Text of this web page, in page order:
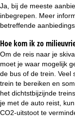
Ja, bij de meeste
inbegrepen. Meer
betreffende
Hoe kom ik zo
Om de reis naar je
moet je waar mogelijk
de bus of de trein. Veel
trein te bereiken en
het dichtstbijzijnde
je met de auto reist,
CO2-uitstoot te